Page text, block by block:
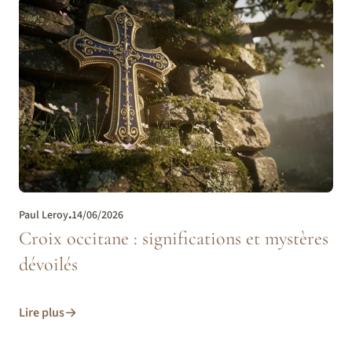
Paul Leroy.14/06/2026
Croix occitane : significations et mystères
dévoilés
Lire plus